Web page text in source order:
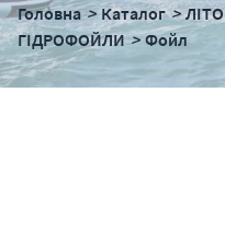
Головна Каталог ЛІТО
ГІДРОФОЙЛИ
Фойл